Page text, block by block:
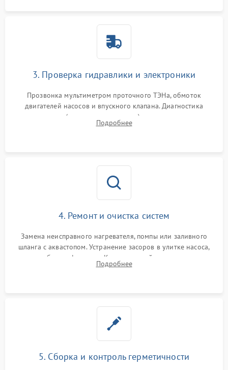
3. Проверка гидравлики и электроники
Прозвонка мультиметром проточного ТЭНа, обмоток
двигателей насосов и впускного клапана. Диагностика
прессостата (датчика уровня воды), датчика мутности,
концевика дверцы и электронного модуля управления.
Подробнее
4. Ремонт и очистка систем
Замена неисправного нагревателя, помпы или заливного
шланга с аквастопом. Устранение засоров в улитке насоса,
патрубках и фильтрах. Компонентный ремонт платы
управления, восстановление поврежденной проводки.
Подробнее
5. Сборка и контроль герметичности